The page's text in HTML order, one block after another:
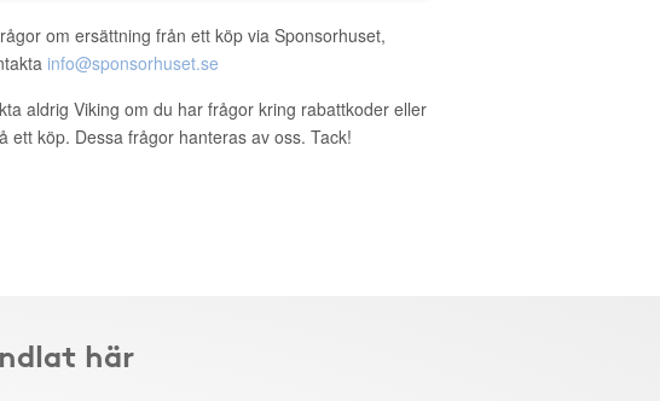
om ersättning från ett köp via Sponsorhuset,
info@sponsorhuset.se
aldrig Viking om du har frågor kring rabattkoder eller
ett köp. Dessa frågor hanteras av oss. Tack!
här